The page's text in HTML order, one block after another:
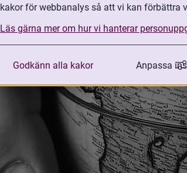
kakor för webbanalys så att vi kan förbättra
Läs gärna mer om hur vi hanterar
Godkänn alla kakor Anpassa